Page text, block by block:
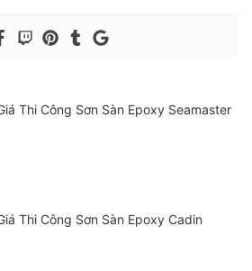
Thi Công Sơn Sàn Epoxy Seamaster
Thi Công Sơn Sàn Epoxy Cadin